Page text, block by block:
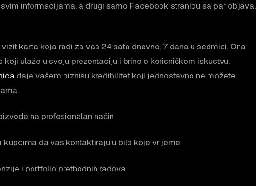
informacijama, a drugi samo Facebook stranicu sa par objava.
karta koja radi za vas 24 sata dnevno, 7 dana u sedmici. Ona
ulaže u svoju prezentaciju i brine o korisničkom iskustvu.
daje vašem biznisu kredibilitet koji jednostavno ne možete
na profesionalan način
da vas kontaktiraju u bilo koje vrijeme
i portfolio prethodnih radova